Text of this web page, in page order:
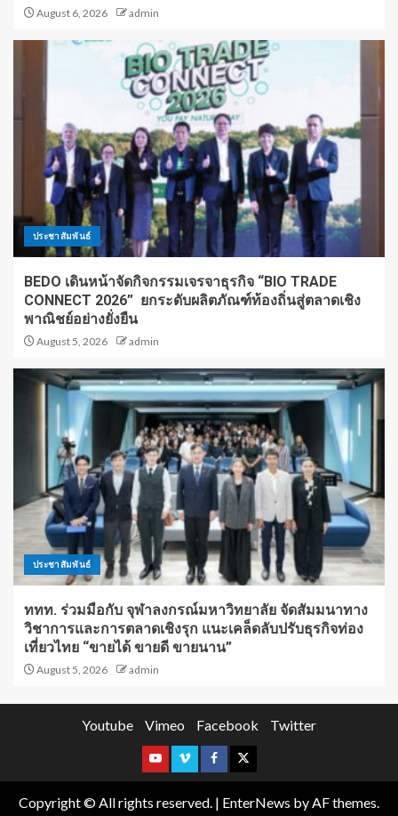
August 6, 2026 admin
ประชาสัมพันธ์
BEDO เดินหน้าจัดกิจกรรมเจรจาธุรกิจ “BIO TRADE
CONNECT 2026” ยกระดับผลิตภัณฑ์ท้องถิ่นสู่ตลาดเชิง
พาณิชย์อย่างยั่งยืน
August 5, 2026 admin
ประชาสัมพันธ์
ททท. ร่วมมือกับ จุฬาลงกรณ์มหาวิทยาลัย จัดสัมมนาทาง
วิชาการและการตลาดเชิงรุก แนะเคล็ดลับปรับธุรกิจท่อง
เที่ยวไทย “ขายได้ ขายดี ขายนาน”
August 5, 2026 admin
Youtube Vimeo Facebook Twitter
Copyright © All rights reserved. | EnterNews by AF themes.